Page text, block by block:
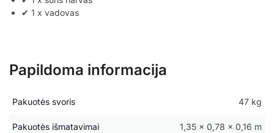
✔ 1 x vadovas
Papildoma informacija
Pakuotės svoris 47 kg
Pakuotės išmatavimai 1,35 × 0,78 × 0,16 m